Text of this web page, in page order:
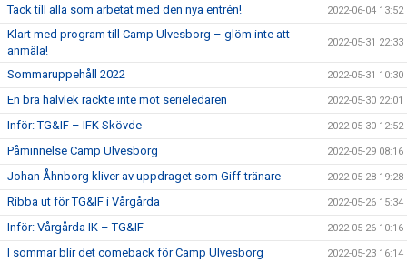
Tack till alla som arbetat med den nya entrén! 2022-06-04 13:52
Klart med program till Camp Ulvesborg – glöm inte att
anmäla!
2022-05-31 22:33
Sommaruppehåll 2022 2022-05-31 10:30
En bra halvlek räckte inte mot serieledaren 2022-05-30 22:01
Inför: TG&IF – IFK Skövde 2022-05-30 12:52
Påminnelse Camp Ulvesborg 2022-05-29 08:16
Johan Åhnborg kliver av uppdraget som Giff-tränare 2022-05-28 19:28
Ribba ut för TG&IF i Vårgårda 2022-05-26 15:34
Inför: Vårgårda IK – TG&IF 2022-05-26 10:16
I sommar blir det comeback för Camp Ulvesborg 2022-05-23 16:14